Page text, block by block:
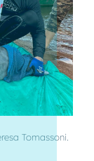
Tomassoni.